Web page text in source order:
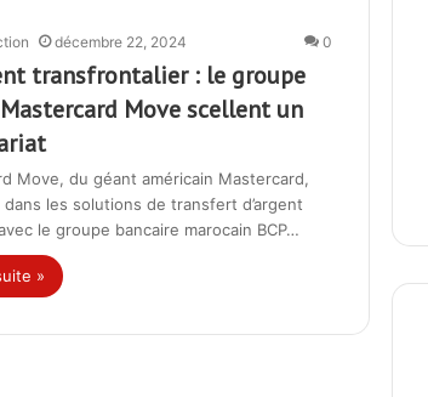
décembre 22, 2024 0
transfrontalier : le groupe
Mastercard Move scellent un
Move, du géant américain Mastercard,
dans les solutions de transfert d’argent
le groupe bancaire marocain BCP…
»